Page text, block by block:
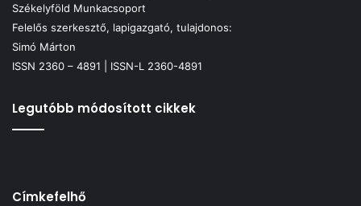
Székelyföld Munkacsoport
Felelős szerkesztő, lapigazgató, tulajdonos:
Simó Márton
ISSN 2360 – 4891 | ISSN-L 2360-4891
Legutóbb módosított cikkek
Címkefelhő